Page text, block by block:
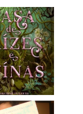
de Raízes e
(Irmãs do...